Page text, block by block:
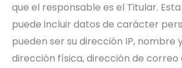
que el responsable es el Titular.
puede incluir datos de carácter
pueden ser su dirección IP, nombre
dirección física, dirección de